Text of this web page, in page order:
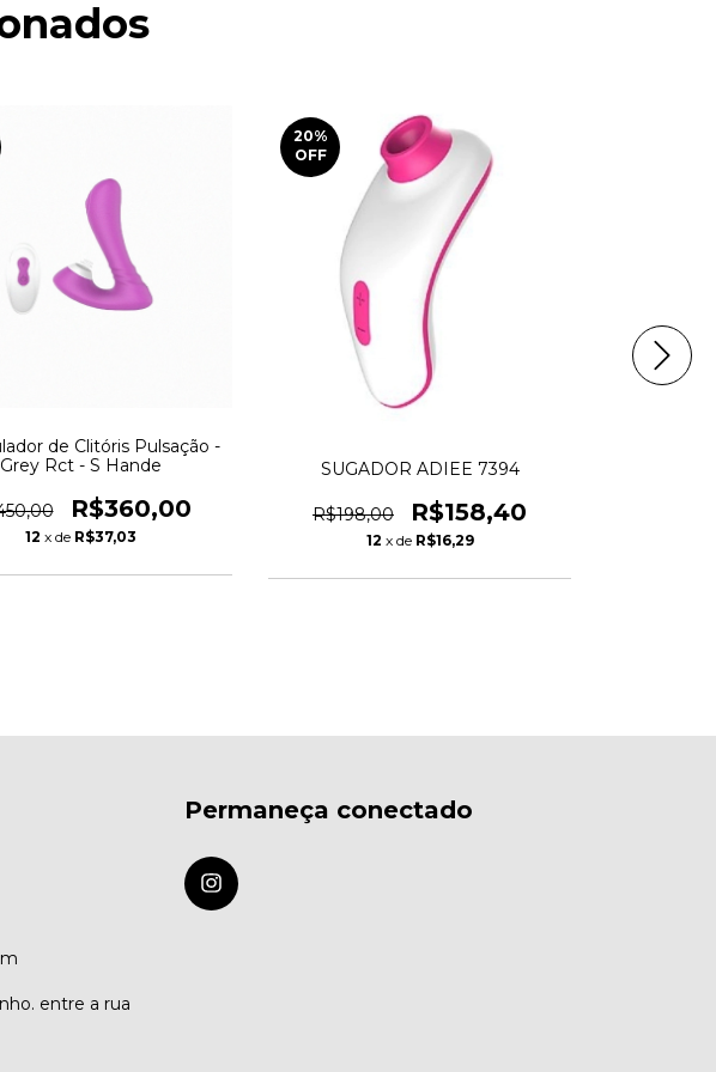
de Clitóris Pulsação -
Grey Rct - S Hande
R$360,00
12 x de R$37,03
20%
OFF
SUGADOR ADIEE 7394
R$198,00 R$158,40
12 x de R$16,29
entre a rua
Permaneça conectado